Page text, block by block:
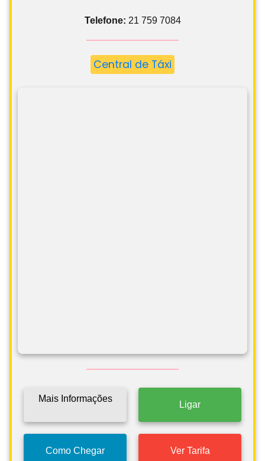
Telefone: 21 759 7084
Central de Táxi
Mais Informações
Ligar
Como Chegar Ver Tarifa